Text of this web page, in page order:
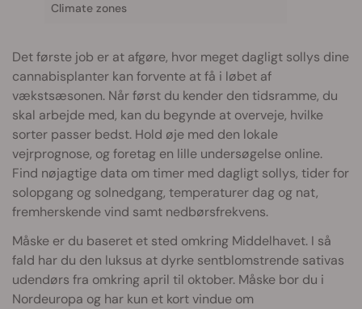
Climate zones
Det første job er at afgøre, hvor meget dagligt sollys dine
cannabisplanter kan forvente at få i løbet af
vækstsæsonen. Når først du kender den tidsramme, du
skal arbejde med, kan du begynde at overveje, hvilke
sorter passer bedst. Hold øje med den lokale
vejrprognose, og foretag en lille undersøgelse online.
Find nøjagtige data om timer med dagligt sollys, tider for
solopgang og solnedgang, temperaturer dag og nat,
fremherskende vind samt nedbørsfrekvens.
Måske er du baseret et sted omkring Middelhavet. I så
fald har du den luksus at dyrke sentblomstrende sativas
udendørs fra omkring april til oktober. Måske bor du i
Nordeuropa og har kun et kort vindue om